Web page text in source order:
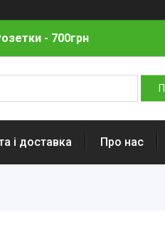
- 700грн
і доставка Про нас